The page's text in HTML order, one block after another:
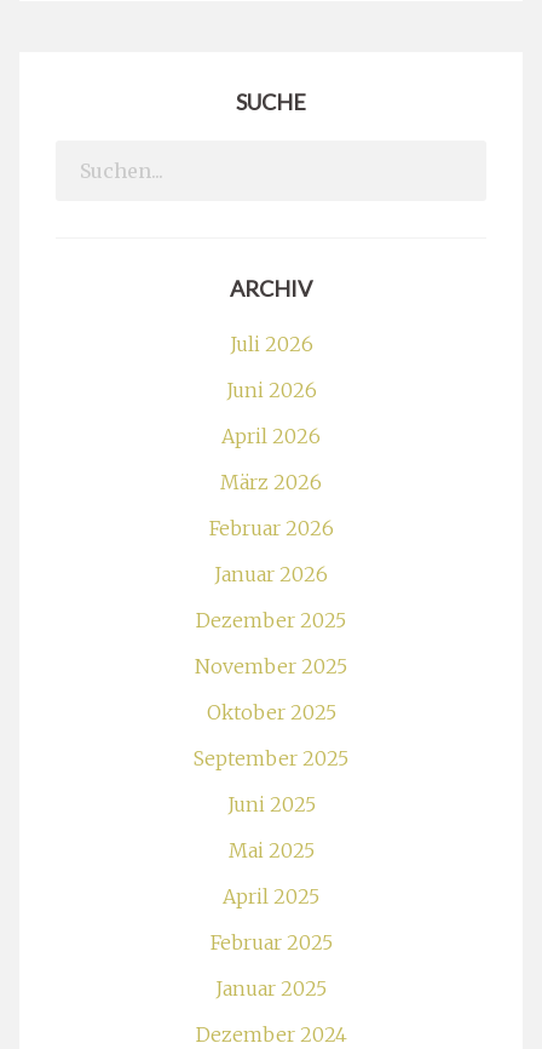
SUCHE
Search
ARCHIV
Juli 2026
Juni 2026
April 2026
März 2026
Februar 2026
Januar 2026
Dezember 2025
November 2025
Oktober 2025
September 2025
Juni 2025
Mai 2025
April 2025
Februar 2025
Januar 2025
Dezember 2024